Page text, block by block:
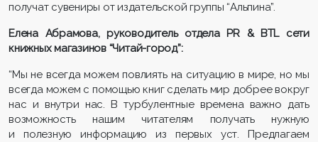
получат сувениры от издательской группы “Альпина”.
Елена Абрамова, руководитель отдела PR & BTL сети
книжных магазинов “Читай-город”:
“Мы не всегда можем повлиять на ситуацию в мире, но мы
всегда можем с помощью книг сделать мир добрее вокруг
нас и внутри нас. В турбулентные времена важно дать
возможность нашим читателям получать нужную
и полезную информацию из первых уст. Предлагаем